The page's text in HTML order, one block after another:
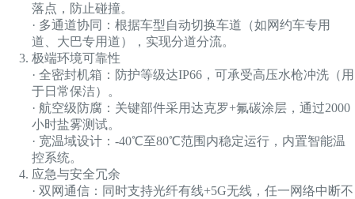
落点，防止碰撞。
· 多通道协同：根据车型自动切换车道（如网约车专用
道、大巴专用道），实现分道分流。
极端环境可靠性
· 全密封机箱：防护等级达IP66，可承受高压水枪冲洗（用
于日常保洁）。
· 航空级防腐：关键部件采用达克罗+氟碳涂层，通过2000
小时盐雾测试。
· 宽温域设计：-40℃至80℃范围内稳定运行，内置智能温
控系统。
应急与安全冗余
· 双网通信：同时支持光纤有线+5G无线，任一网络中断不